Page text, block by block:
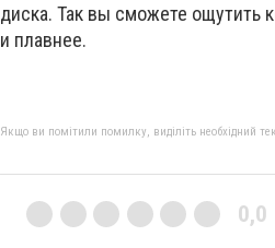
диска. Так вы сможете ощутить
и плавнее.
Якщо ви помітили помилку, виділіть необхідний
0,0